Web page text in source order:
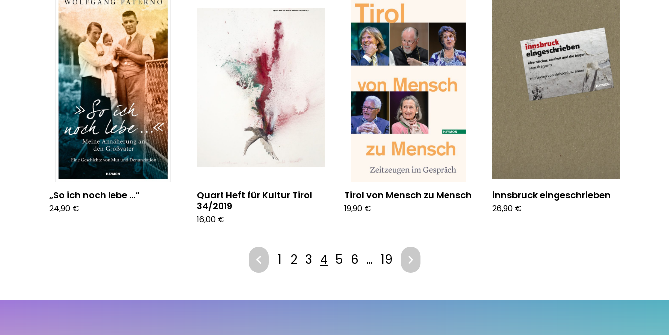
„So ich noch lebe …“
24,90 €
Quart Heft für Kultur Tirol
34/2019
16,00 €
Tirol von Mensch zu Mensch
19,90 €
innsbruck eingeschrieben
26,90 €
1 2 3 4 5 6 … 19